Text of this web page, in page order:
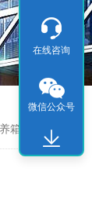
箱
在线咨询
微信公众号